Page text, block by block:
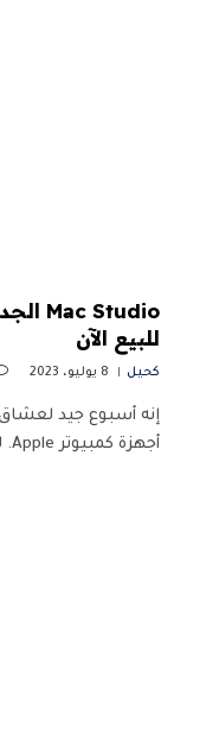
للبيع الآن
كحيل 8 يوليو، 2023
أجهزة كمبيوتر Apple. ليس فقط…